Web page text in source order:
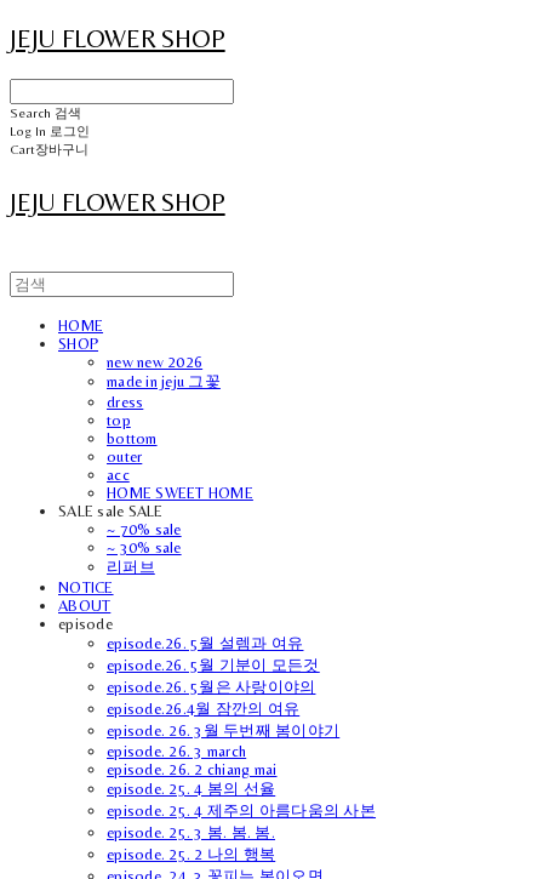
JEJU FLOWER SHOP
Search 검색
Log In 로그인
Cart장바구니
JEJU FLOWER SHOP
HOME
SHOP
new new 2026
made in jeju 그꽃
dress
top
bottom
outer
acc
HOME SWEET HOME
SALE sale SALE
~ 70% sale
~ 30% sale
리퍼브
NOTICE
ABOUT
episode
episode.26. 5월 설렘과 여유
episode.26. 5월 기분이 모든것
episode.26. 5월은 사랑이야의
episode.26.4월 잠깐의 여유
episode. 26. 3월 두번째 봄이야기
episode. 26. 3 march
episode. 26. 2 chiang mai
episode. 25. 4 봄의 선율
episode. 25. 4 제주의 아름다움의 사본
episode. 25. 3 봄. 봄. 봄.
episode. 25. 2 나의 행복